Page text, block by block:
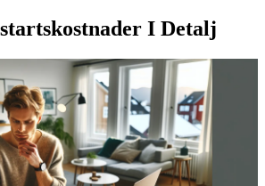
I Detalj